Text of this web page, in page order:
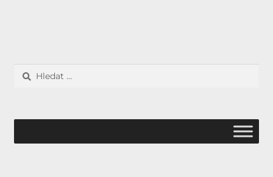
Vyhledávání